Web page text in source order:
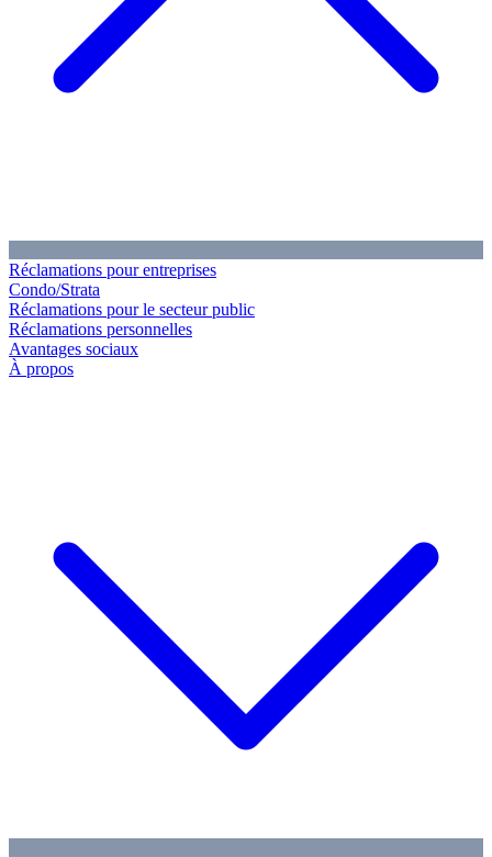
Réclamations pour entreprises
Condo/Strata
Réclamations pour le secteur public
Réclamations personnelles
Avantages sociaux
À propos